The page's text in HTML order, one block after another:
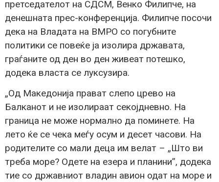
претседателот на СДСМ, Венко Филипче, на
денешната прес-конференција. Филипче посочи
дека на Владата на ВМРО со погубните
политики се повеќе ја изолира државата,
граѓаните од ден во ден живеат потешко,
додека власта се луксузира.
„Од Македонија прават слепо црево на
Балканот и не изолираат секојдневно. На
граница не може нормално да поминете. На
лето ќе се чека меѓу осум и десет часови. На
родителите со мали деца им велат – „Што ви
треба море? Одете на езера и планини”, додека
тие со државниот владин авион одат на море и